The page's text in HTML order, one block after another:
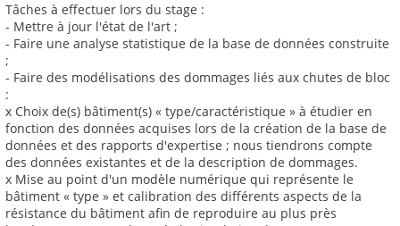
Tâches à effectuer lors du stage :
- Mettre à jour l'état de l'art ;
- Faire une analyse statistique de la base de données construite
;
- Faire des modélisations des dommages liés aux chutes de bloc
:
x Choix de(s) bâtiment(s) « type/caractéristique » à étudier en
fonction des données acquises lors de la création de la base de
données et des rapports d'expertise ; nous tiendrons compte
des données existantes et de la description de dommages.
x Mise au point d'un modèle numérique qui représente le
bâtiment « type » et calibration des différents aspects de la
résistance du bâtiment afin de reproduire au plus près